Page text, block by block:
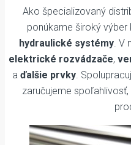
Ako špecializovaný
ponúkame široký výber
hydraulické systémy. V
elektrické rozvádzače,
a ďalšie prvky.
zaručujeme